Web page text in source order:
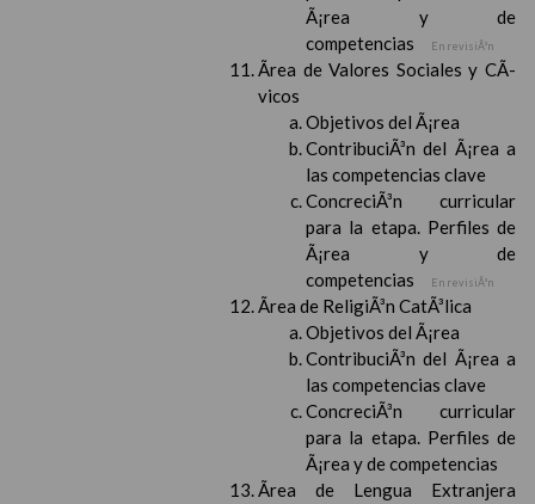
Ã¡rea y de
competencias
En revisiÃ³n
Ãrea de Valores Sociales y CÃ­
vicos
Objetivos del Ã¡rea
ContribuciÃ³n del Ã¡rea a
las competencias clave
ConcreciÃ³n curricular
para la etapa. Perfiles de
Ã¡rea y de
competencias
En revisiÃ³n
Ãrea de ReligiÃ³n CatÃ³lica
Objetivos del Ã¡rea
ContribuciÃ³n del Ã¡rea a
las competencias clave
ConcreciÃ³n curricular
para la etapa. Perfiles de
Ã¡rea y de competencias
Ãrea de Lengua Extranjera